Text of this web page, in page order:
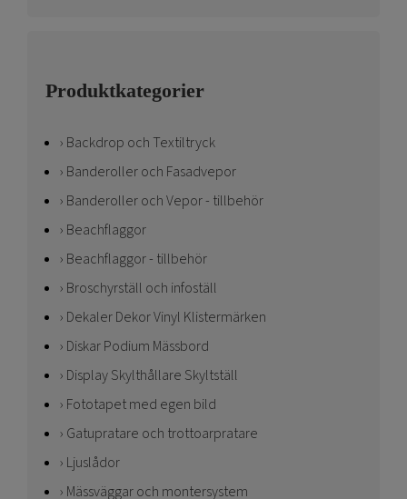
Produktkategorier
Backdrop och Textiltryck
Banderoller och Fasadvepor
Banderoller och Vepor - tillbehör
Beachflaggor
Beachflaggor - tillbehör
Broschyrställ och infoställ
Dekaler Dekor Vinyl Klistermärken
Diskar Podium Mässbord
Display Skylthållare Skyltställ
Fototapet med egen bild
Gatupratare och trottoarpratare
Ljuslådor
Mässväggar och montersystem